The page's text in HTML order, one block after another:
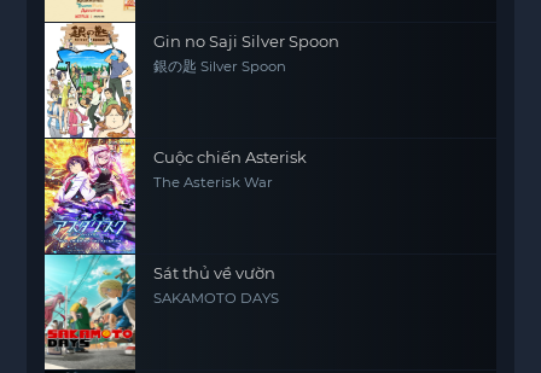
Gin no Saji Silver Spoon
銀の匙 Silver Spoon
Cuộc chiến Asterisk
The Asterisk War
Sát thủ về vườn
SAKAMOTO DAYS